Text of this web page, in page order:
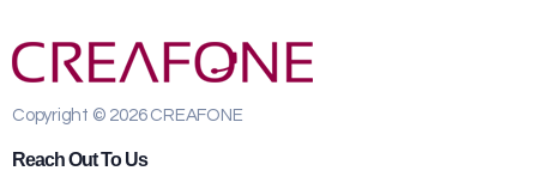
Copyright © 2026 CREAFONE
Reach Out To Us